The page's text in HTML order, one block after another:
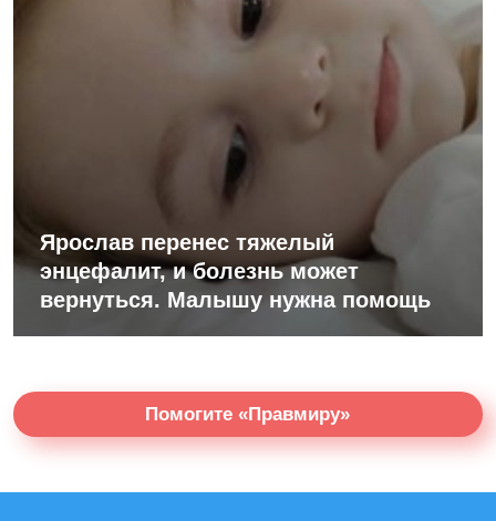
Ярослав перенес тяжелый
энцефалит, и болезнь может
вернуться. Малышу нужна помощь
Помогите «Правмиру»